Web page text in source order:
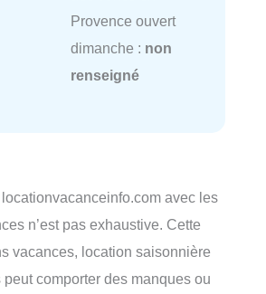
Provence ouvert
dimanche : non
renseigné
avec les
n’est pas exhaustive. Cette
vacances, location saisonnière
comporter des manques ou